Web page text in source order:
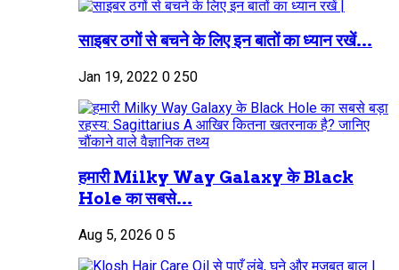
साइबर ठगों से बचने के लिए इन बातों का ध्यान रखें...
Jan 19, 2022 0 250
हमारी Milky Way Galaxy के Black
Hole का सबसे...
Aug 5, 2026 0 5